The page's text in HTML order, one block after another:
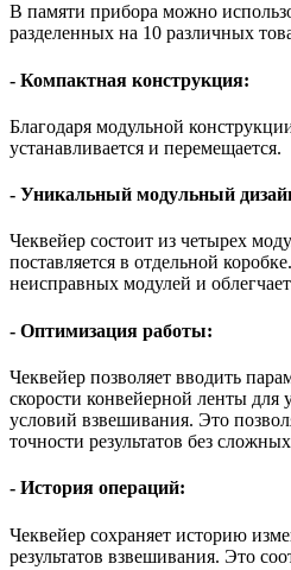
В памяти прибора можно
разделенных на 10 различных
- Компактная конструкция:
Благодаря модульной
устанавливается и перемещается.
- Уникальный модульный
Чеквейер состоит из четырех
поставляется в отдельной
неисправных модулей и
- Оптимизация работы:
Чеквейер позволяет вводить
скорости конвейерной ленты для
условий взвешивания. Это
точности результатов без
- История операций:
Чеквейер сохраняет историю
результатов взвешивания. Это